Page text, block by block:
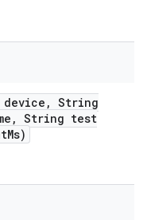
device , String
, String test
Ms)